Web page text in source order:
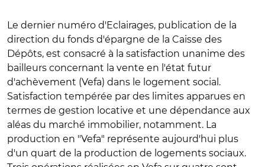
Le dernier numéro d'Eclairages, publication de la
direction du fonds d'épargne de la Caisse des
Dépôts, est consacré à la satisfaction unanime des
bailleurs concernant la vente en l'état futur
d'achèvement (Vefa) dans le logement social.
Satisfaction tempérée par des limites apparues en
termes de gestion locative et une dépendance aux
aléas du marché immobilier, notamment. La
production en "Vefa" représente aujourd'hui plus
d'un quart de la production de logements sociaux.